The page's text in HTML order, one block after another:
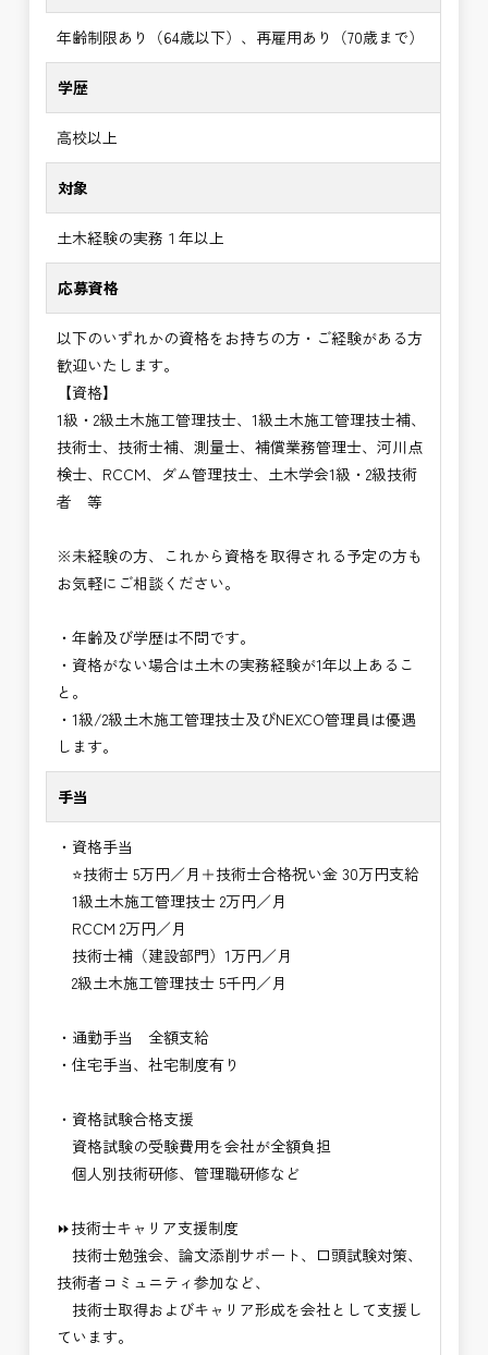
年齢制限あり（64歳以下）、再雇用あり（70歳まで）
学歴
高校以上
対象
土木経験の実務１年以上
応募資格
以下のいずれかの資格をお持ちの方・ご経験がある方
歓迎いたします。
【資格】
1級・2級土木施工管理技士、1級土木施工管理技士補、
技術士、技術士補、測量士、補償業務管理士、河川点
検士、RCCM、ダム管理技士、土木学会1級・2級技術
者 等
※未経験の方、これから資格を取得される予定の方も
お気軽にご相談ください。
・年齢及び学歴は不問です。
・資格がない場合は土木の実務経験が1年以上あるこ
と。
・1級/2級土木施工管理技士及びNEXCO管理員は優遇
します。
手当
・資格手当
⭐技術士 5万円／月＋技術士合格祝い金 30万円支給
1級土木施工管理技士 2万円／月
RCCM 2万円／月
技術士補（建設部門）1万円／月
2級土木施工管理技士 5千円／月
・通勤手当 全額支給
・住宅手当、社宅制度有り
・資格試験合格支援
資格試験の受験費用を会社が全額負担
個人別技術研修、管理職研修など
⏩技術士キャリア支援制度
技術士勉強会、論文添削サポート、口頭試験対策、
技術者コミュニティ参加など、
技術士取得およびキャリア形成を会社として支援し
ています。